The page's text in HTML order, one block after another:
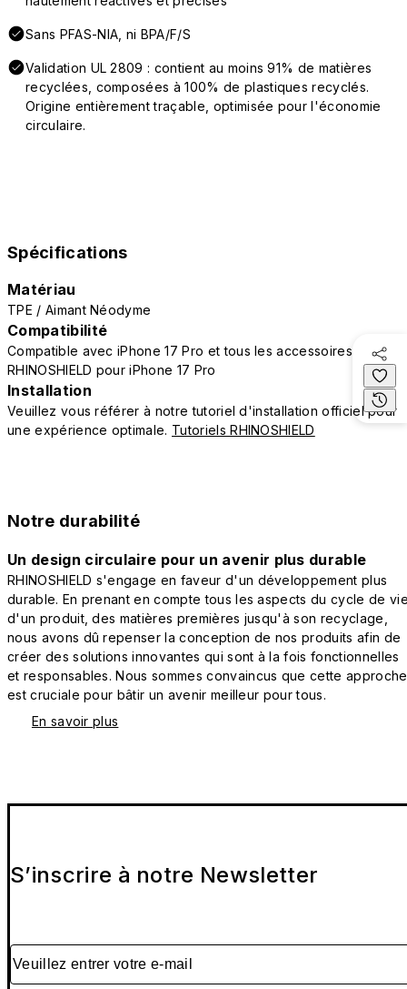
Sans PFAS-NIA, ni BPA/F/S
Validation UL 2809 : contient au moins 91% de matières
recyclées, composées à 100% de plastiques recyclés.
Origine entièrement traçable, optimisée pour l'économie
circulaire.
Spécifications
Matériau
TPE / Aimant Néodyme
Compatibilité
Compatible avec iPhone 17 Pro et tous les accessoires
RHINOSHIELD pour iPhone 17 Pro
Installation
Veuillez vous référer à notre tutoriel d'installation officiel pour
une expérience optimale. Tutoriels RHINOSHIELD
Notre durabilité
Un design circulaire pour un avenir plus durable
RHINOSHIELD s'engage en faveur d'un développement plus
durable. En prenant en compte tous les aspects du cycle de
d'un produit, des matières premières jusqu'à son recyclage,
nous avons dû repenser la conception de nos produits afin de
créer des solutions innovantes qui sont à la fois fonctionnelles
et responsables. Nous sommes convaincus que cette approche
est cruciale pour bâtir un avenir meilleur pour tous.
En savoir plus
S’inscrire à notre Newsletter
Veuillez entrer votre e-mail